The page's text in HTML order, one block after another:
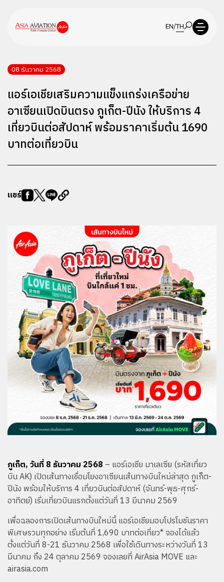
EN/TH
08 ธันวาคม 2568
แอร์เอเชียเสริมความแข็งแกร่งเครือข่าย
อาเซียนเปิดบินตรง ภูเก็ต-ปีนัง ให้บริการ 4
เที่ยวบินต่อสัปดาห์ พร้อมราคาเริ่มต้น 1690
บาทต่อเที่ยวบิน
แชร์
ภูเก็ต, วันที่ 8 ธันวาคม 2568 – แอร์เอเชีย มาเลเซีย (รหัสเที่ยว
บิน AK) เปิดเส้นทางเชื่อมโยงอาเซียนเส้นทางบินใหม่ล่าสุด ภูเก็ต-
ปีนัง พร้อมให้บริการ 4 เที่ยวบินต่อสัปดาห์ (จันทร์-พุธ-ศุกร์-
อาทิตย์) เริ่มเที่ยวบินแรกตั้งแต่วันที่ 13 มีนาคม 2569
เพื่อฉลองการเปิดเส้นทางบินใหม่นี้ แอร์เอเชียมอบโปรโมชันราคา
พิเศษรวมทุกอย่าง เริ่มต้นที่ 1,690 บาทต่อเที่ยว* จองได้แล้ว
ตั้งแต่วันที่ 8-21 ธันวาคม 2568 เพื่อใช้เดินทางระหว่างวันที่ 13
มีนาคม ถึง 24 ตุลาคม 2569 จองเลยที่ AirAsia MOVE และ
airasia.com